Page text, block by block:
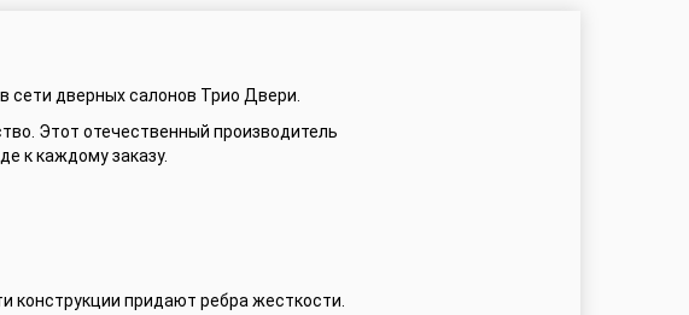
сети дверных салонов Трио Двери.
Этот отечественный производитель
к каждому заказу.
конструкции придают ребра жесткости.